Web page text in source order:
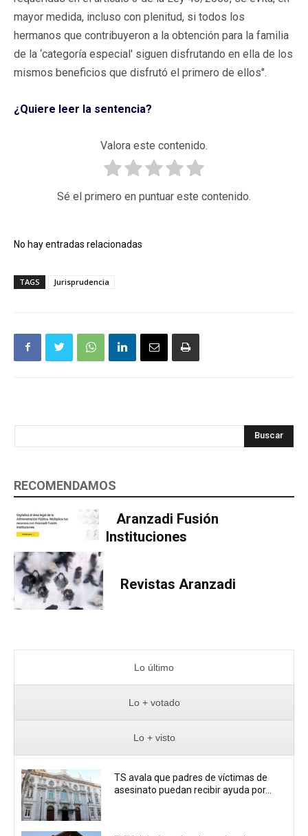
mayor medida, incluso con plenitud, si todos los
hermanos que contribuyeron a la obtención para la familia
de la ‘categoría especial' siguen disfrutando en ella de los
mismos beneficios que disfrutó el primero de ellos".
¿Quiere leer la sentencia?
Valora este contenido.
Sé el primero en puntuar este contenido.
No hay entradas relacionadas
TAGS Jurisprudencia
Buscar
RECOMENDAMOS
Aranzadi Fusión
Instituciones
Revistas Aranzadi
Lo último
Lo + votado
Lo + visto
TS avala que padres de víctimas de
asesinato puedan recibir ayuda por...